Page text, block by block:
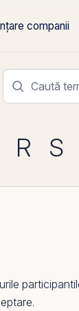
companii
R S